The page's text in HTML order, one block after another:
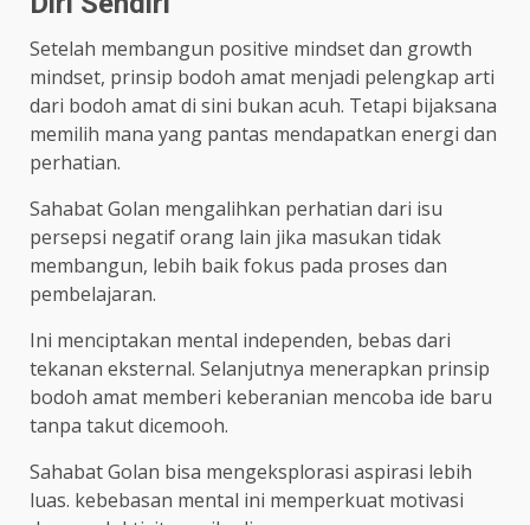
Setelah membangun positive mindset dan growth
mindset, prinsip bodoh amat menjadi pelengkap arti
dari bodoh amat di sini bukan acuh. Tetapi bijaksana
memilih mana yang pantas mendapatkan energi dan
perhatian.
Sahabat Golan mengalihkan perhatian dari isu
persepsi negatif orang lain jika masukan tidak
membangun, lebih baik fokus pada proses dan
pembelajaran.
Ini menciptakan mental independen, bebas dari
tekanan eksternal. Selanjutnya menerapkan prinsip
bodoh amat memberi keberanian mencoba ide baru
tanpa takut dicemooh.
Sahabat Golan bisa mengeksplorasi aspirasi lebih
luas. kebebasan mental ini memperkuat motivasi